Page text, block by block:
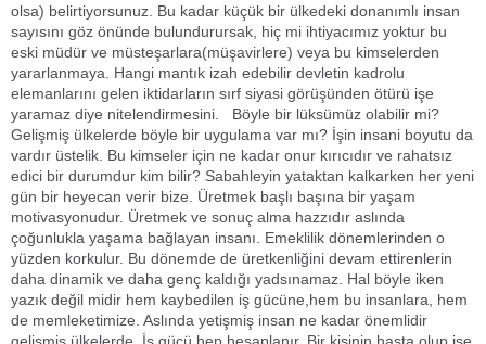
olsa) belirtiyorsunuz. Bu kadar küçük bir ülkedeki donanımlı insan
sayısını göz önünde bulundurursak, hiç mi ihtiyacımız yoktur bu
eski müdür ve müsteşarlara(müşavirlere) veya bu kimselerden
yararlanmaya. Hangi mantık izah edebilir devletin kadrolu
elemanlarını gelen iktidarların sırf siyasi görüşünden ötürü işe
yaramaz diye nitelendirmesini. Böyle bir lüksümüz olabilir mi?
Gelişmiş ülkelerde böyle bir uygulama var mı? İşin insani boyutu da
vardır üstelik. Bu kimseler için ne kadar onur kırıcıdır ve rahatsız
edici bir durumdur kim bilir? Sabahleyin yataktan kalkarken her yeni
gün bir heyecan verir bize. Üretmek başlı başına bir yaşam
motivasyonudur. Üretmek ve sonuç alma hazzıdır aslında
çoğunlukla yaşama bağlayan insanı. Emeklilik dönemlerinden o
yüzden korkulur. Bu dönemde de üretkenliğini devam ettirenlerin
daha dinamik ve daha genç kaldığı yadsınamaz. Hal böyle iken
yazık değil midir hem kaybedilen iş gücüne,hem bu insanlara, hem
de memleketimize. Aslında yetişmiş insan ne kadar önemlidir
gelişmiş ülkelerde. İş gücü hep hesaplanır. Bir kişinin hasta olup işe